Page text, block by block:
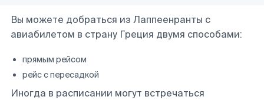
Вы можете добраться из Лаппеенранты с
авиабилетом в страну Греция двумя способами:
прямым рейсом
рейс с пересадкой
Иногда в расписании могут встречаться